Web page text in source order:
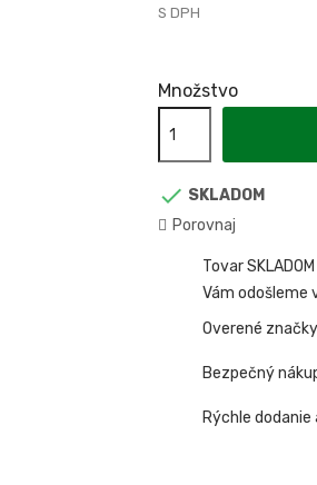
S DPH
Množstvo
 SKLADOM
Porovnaj
Tovar
Vám odošleme
Overené
Bezpečný
Rýchle